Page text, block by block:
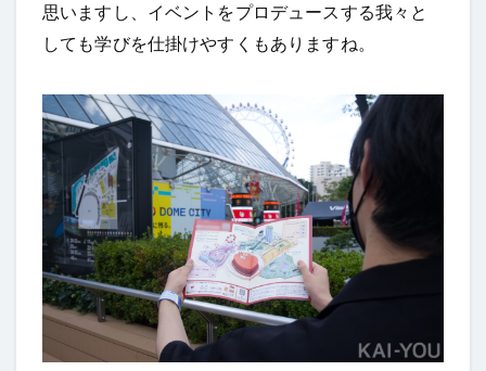
思いますし、イベントをプロデュースする我々と
しても学びを仕掛けやすくもありますね。